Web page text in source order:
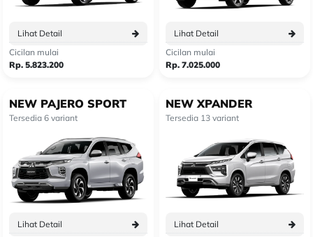
Lihat Detail
Cicilan mulai
Rp. 5.823.200
Lihat Detail
Cicilan mulai
Rp. 7.025.000
NEW PAJERO SPORT
Tersedia 6 variant
Lihat Detail
NEW XPANDER
Tersedia 13 variant
Lihat Detail